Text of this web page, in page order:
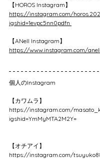
【HOROS Instagram】
https://instagram.com/
igshid=1evpc5nn0pdfn
【ANell Instagram】
https://www.instagram.com/
個人のInstagram
【カワムラ】
https://instagram.com/
igshid=YmMyMTA2M2Y=
【オチアイ】
https://instagram.com/